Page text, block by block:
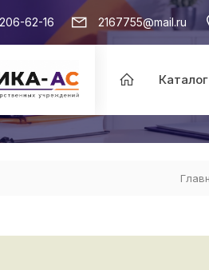
62-16 2167755@mail.ru
Каталог